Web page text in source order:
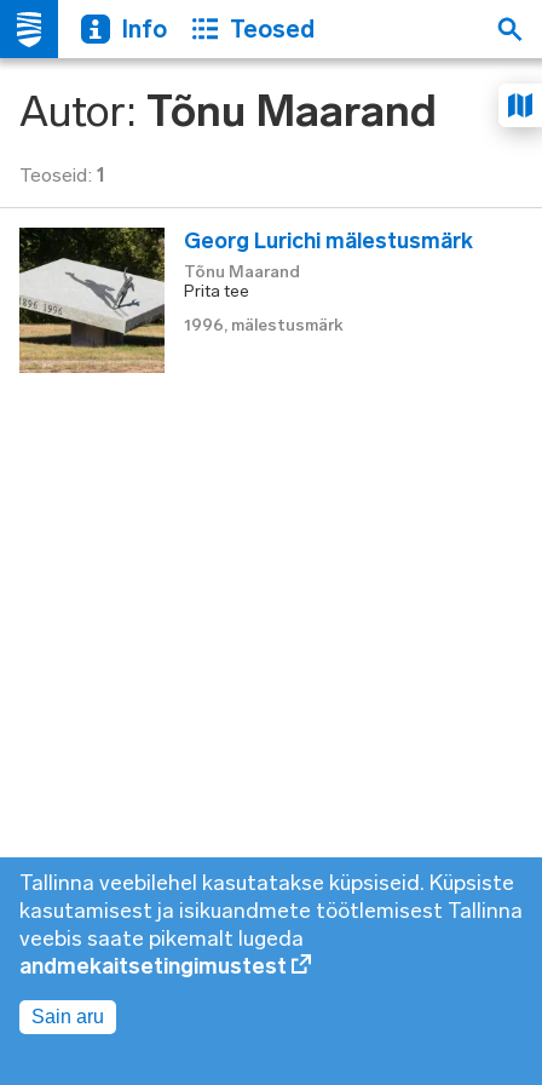
Info Teosed
Autor: Tõnu Maarand
Teoseid: 1
Georg Lurichi mälestusmärk
Tõnu Maarand
Prita tee
1996, mälestusmärk
Tallinna veebilehel kasutatakse küpsiseid. Küpsiste
kasutamisest ja isikuandmete töötlemisest Tallinna
veebis saate pikemalt lugeda
andmekaitsetingimustest
Sain aru